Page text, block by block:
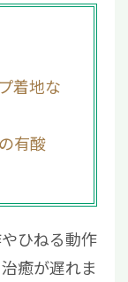
着地な
有酸
ひねる動作
癒が遅れま